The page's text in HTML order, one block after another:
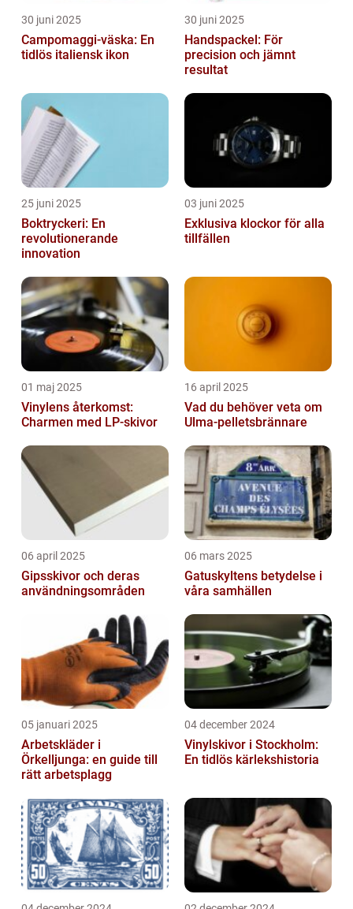
30 juni 2025
Campomaggi-väska: En
tidlös italiensk ikon
30 juni 2025
Handspackel: För
precision och jämnt
resultat
25 juni 2025
Boktryckeri: En
revolutionerande
innovation
03 juni 2025
Exklusiva klockor för alla
tillfällen
01 maj 2025
Vinylens återkomst:
Charmen med LP-skivor
16 april 2025
Vad du behöver veta om
Ulma-pelletsbrännare
06 april 2025
Gipsskivor och deras
användningsområden
06 mars 2025
Gatuskyltens betydelse i
våra samhällen
05 januari 2025
Arbetskläder i
Örkelljunga: en guide till
rätt arbetsplagg
04 december 2024
Vinylskivor i Stockholm:
En tidlös kärlekshistoria